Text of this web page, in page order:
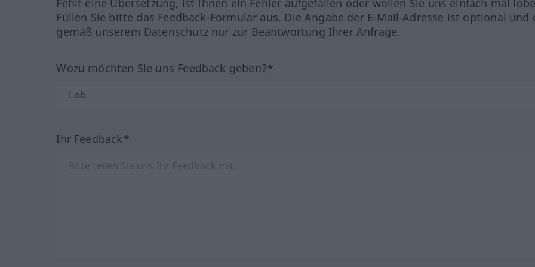
Fehlt eine Übersetzung, ist Ihnen ein Fehler aufgefallen oder wollen Sie uns einfach mal
Füllen Sie bitte das Feedback-Formular aus. Die Angabe der E-Mail-Adresse ist optional und
gemäß unserem Datenschutz nur zur Beantwortung Ihrer Anfrage.
Wozu möchten Sie uns Feedback geben?*
Ihr Feedback*